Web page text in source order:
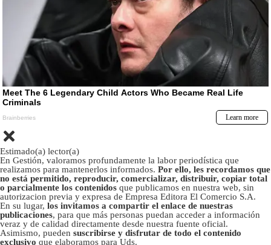
Estimado(a) lector(a)
En Gestión, valoramos profundamente la labor periodística que
realizamos para mantenerlos informados. Por ello, les recordamos que
no está permitido, reproducir, comercializar, distribuir, copiar total
o parcialmente los contenidos que publicamos en nuestra web, sin
autorizacion previa y expresa de Empresa Editora El Comercio S.A.
En su lugar, los invitamos a compartir el enlace de nuestras
publicaciones, para que más personas puedan acceder a información
veraz y de calidad directamente desde nuestra fuente oficial.
Asimismo, pueden suscribirse y disfrutar de todo el contenido
exclusivo que elaboramos para Uds.